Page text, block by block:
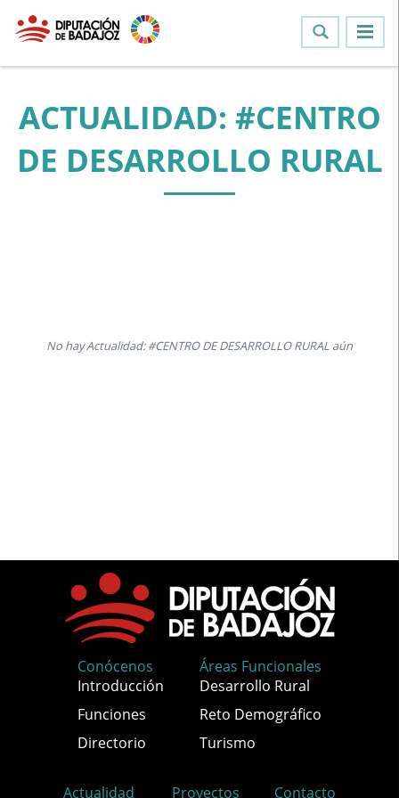
ACTUALIDAD: #CENTRO
DE DESARROLLO RURAL
No hay Actualidad: #CENTRO DE DESARROLLO RURAL aún
Conócenos
Introducción
Funciones
Directorio
Áreas Funcionales
Desarrollo Rural
Reto Demográfico
Turismo
Actualidad Proyectos Contacto